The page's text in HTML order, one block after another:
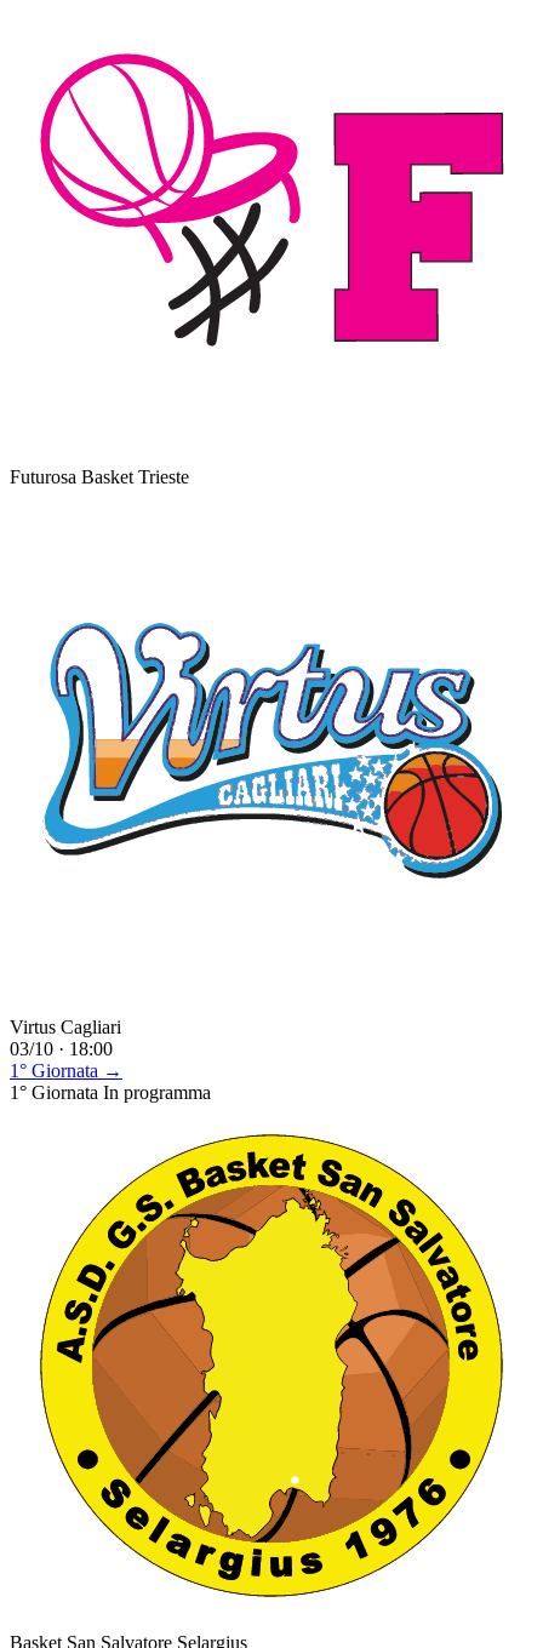
Futurosa Basket Trieste
Virtus Cagliari
03/10 · 18:00
1° Giornata →
1° Giornata In programma
Basket San Salvatore Selargius